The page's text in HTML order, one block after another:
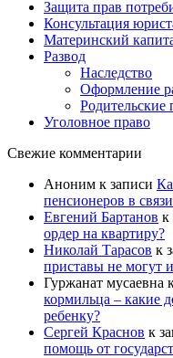
Защита прав
Консультация
Материнский
Развод
Наследство
Оформление
Родительские
Уголовное право
Свежие комментарии
Аноним к записи
пенсионеров в
Евгений Бартанов к
ордер на квартиру?
Николай Тарасов к
приставы не могут
Гуржанат мусаевна
кормильца – какие
ребенку?
Сергей Краснов к
помощь от